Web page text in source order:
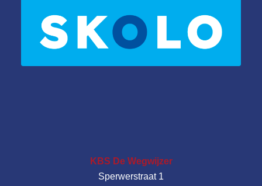
KBS De Wegwijzer
Sperwerstraat 1